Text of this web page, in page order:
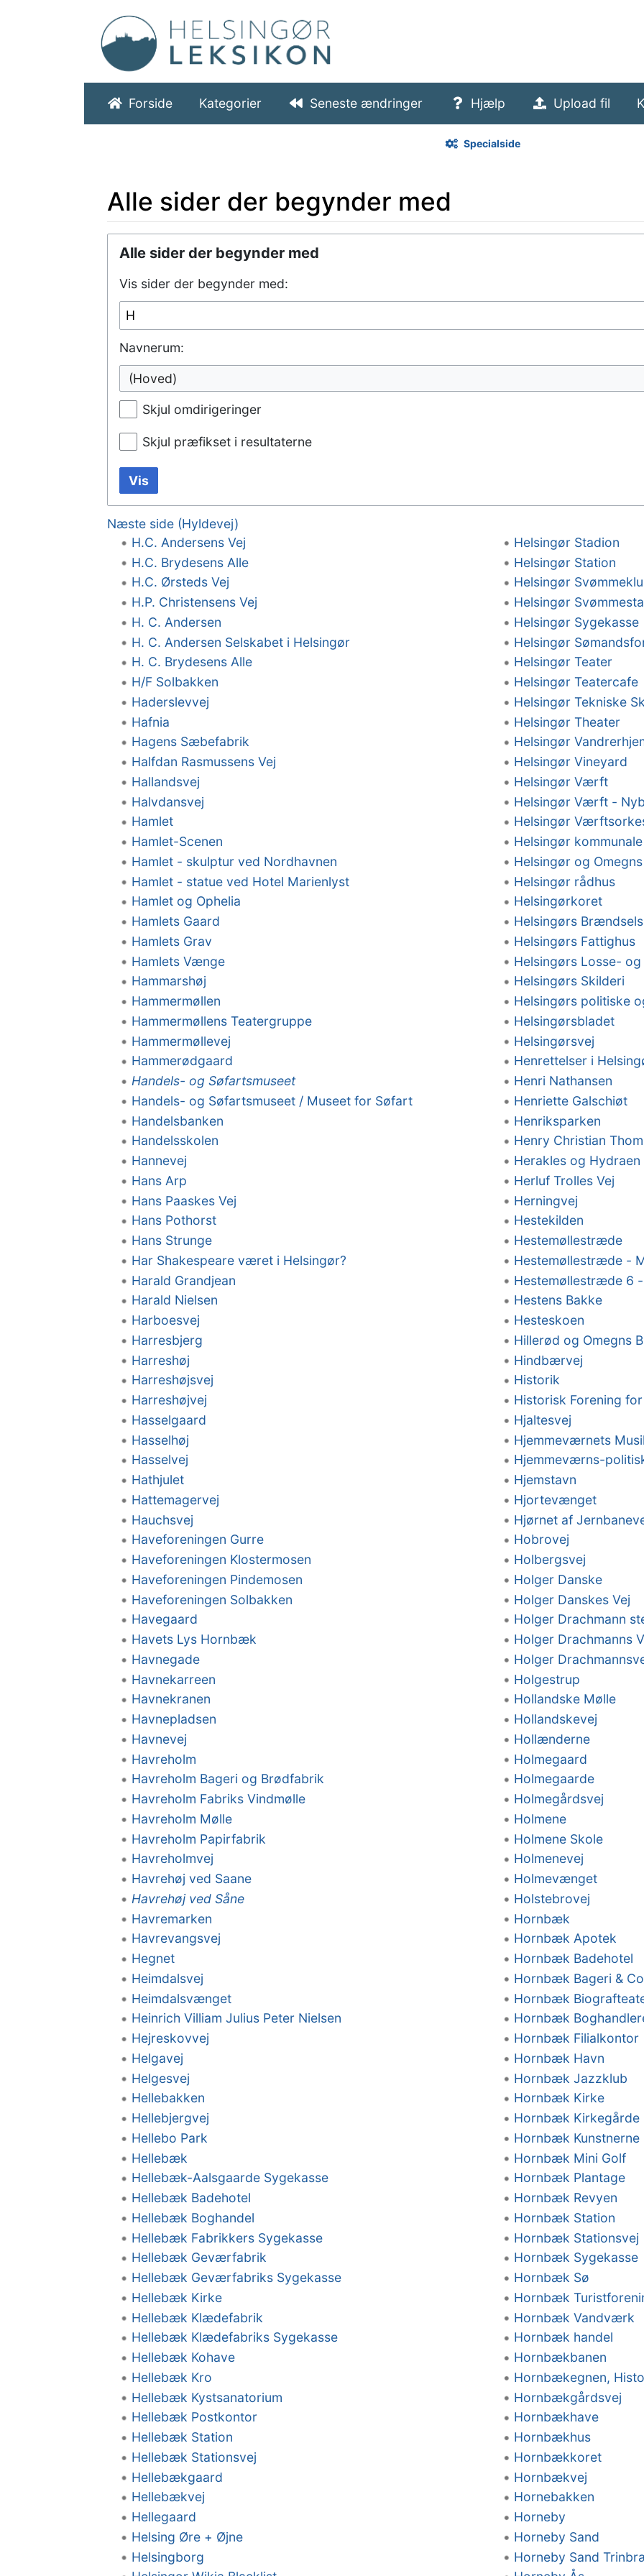
Forside Kategorier Seneste ændringer Hjælp Upload fil
Specialside
Alle sider der begynder med
Alle sider der begynder med
Vis sider der begynder med:
Navnerum:
(Hoved)
Skjul omdirigeringer
Skjul præfikset i resultaterne
Vis
Næste side (Hyldevej)
H.C. Andersens Vej
H.C. Brydesens Alle
H.C. Ørsteds Vej
H.P. Christensens Vej
H. C. Andersen
H. C. Andersen Selskabet i Helsingør
H. C. Brydesens Alle
H/F Solbakken
Haderslevvej
Hafnia
Hagens Sæbefabrik
Halfdan Rasmussens Vej
Hallandsvej
Halvdansvej
Hamlet
Hamlet-Scenen
Hamlet - skulptur ved Nordhavnen
Hamlet - statue ved Hotel Marienlyst
Hamlet og Ophelia
Hamlets Gaard
Hamlets Grav
Hamlets Vænge
Hammarshøj
Hammermøllen
Hammermøllens Teatergruppe
Hammermøllevej
Hammerødgaard
Handels- og Søfartsmuseet
Handels- og Søfartsmuseet / Museet for Søfart
Handelsbanken
Handelsskolen
Hannevej
Hans Arp
Hans Paaskes Vej
Hans Pothorst
Hans Strunge
Har Shakespeare været i Helsingør?
Harald Grandjean
Harald Nielsen
Harboesvej
Harresbjerg
Harreshøj
Harreshøjsvej
Harreshøjvej
Hasselgaard
Hasselhøj
Hasselvej
Hathjulet
Hattemagervej
Hauchsvej
Haveforeningen Gurre
Haveforeningen Klostermosen
Haveforeningen Pindemosen
Haveforeningen Solbakken
Havegaard
Havets Lys Hornbæk
Havnegade
Havnekarreen
Havnekranen
Havnepladsen
Havnevej
Havreholm
Havreholm Bageri og Brødfabrik
Havreholm Fabriks Vindmølle
Havreholm Mølle
Havreholm Papirfabrik
Havreholmvej
Havrehøj ved Saane
Havrehøj ved Såne
Havremarken
Havrevangsvej
Hegnet
Heimdalsvej
Heimdalsvænget
Heinrich Villiam Julius Peter Nielsen
Hejreskovvej
Helgavej
Helgesvej
Hellebakken
Hellebjergvej
Hellebo Park
Hellebæk
Hellebæk-Aalsgaarde Sygekasse
Hellebæk Badehotel
Hellebæk Boghandel
Hellebæk Fabrikkers Sygekasse
Hellebæk Geværfabrik
Hellebæk Geværfabriks Sygekasse
Hellebæk Kirke
Hellebæk Klædefabrik
Hellebæk Klædefabriks Sygekasse
Hellebæk Kohave
Hellebæk Kro
Hellebæk Kystsanatorium
Hellebæk Postkontor
Hellebæk Station
Hellebæk Stationsvej
Hellebækgaard
Hellebækvej
Hellegaard
Helsing Øre + Øjne
Helsingborg
Helsingør Stadion
Helsingør Station
Helsingør
Helsingør
Helsingør Sygekasse
Helsingør
Helsingør Teater
Helsingør Teatercafe
Helsingør Tekniske
Helsingør Theater
Helsingør
Helsingør Vineyard
Helsingør Værft
Helsingør Værft -
Helsingør
Helsingør
Helsingør og
Helsingør rådhus
Helsingørkoret
Helsingørs
Helsingørs Fattighus
Helsingørs Losse-
Helsingørs Skilderi
Helsingørs politiske
Helsingørsbladet
Helsingørsvej
Henrettelser i
Henri Nathansen
Henriette Galschiøt
Henriksparken
Henry Christian
Herakles og Hydraen
Herluf Trolles Vej
Herningvej
Hestekilden
Hestemøllestræde
Hestemøllestræde -
Hestemøllestræde 6
Hestens Bakke
Hesteskoen
Hillerød og Omegns
Hindbærvej
Historik
Historisk Forening
Hjaltesvej
Hjemmeværnets
Hjemmeværns-
Hjemstavn
Hjortevænget
Hjørnet af
Hobrovej
Holbergsvej
Holger Danske
Holger Danskes Vej
Holger Drachmann
Holger Drachmanns
Holger
Holgestrup
Hollandske Mølle
Hollandskevej
Hollænderne
Holmegaard
Holmegaarde
Holmegårdsvej
Holmene
Holmene Skole
Holmenevej
Holmevænget
Holstebrovej
Hornbæk
Hornbæk Apotek
Hornbæk Badehotel
Hornbæk Bageri &
Hornbæk
Hornbæk
Hornbæk Filialkontor
Hornbæk Havn
Hornbæk Jazzklub
Hornbæk Kirke
Hornbæk Kirkegårde
Hornbæk Kunstnerne
Hornbæk Mini Golf
Hornbæk Plantage
Hornbæk Revyen
Hornbæk Station
Hornbæk Stationsvej
Hornbæk Sygekasse
Hornbæk Sø
Hornbæk
Hornbæk Vandværk
Hornbæk handel
Hornbækbanen
Hornbækegnen,
Hornbækgårdsvej
Hornbækhave
Hornbækhus
Hornbækkoret
Hornbækvej
Hornebakken
Horneby
Horneby Sand
Horneby Sand